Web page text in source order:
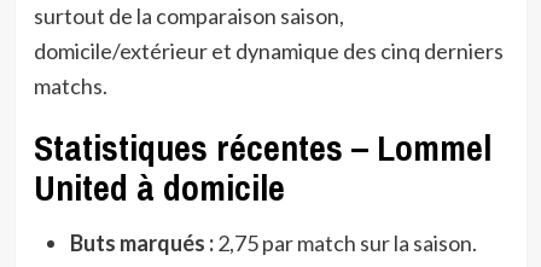
surtout de la comparaison saison,
domicile/extérieur et dynamique des cinq derniers
matchs.
Statistiques récentes – Lommel
United à domicile
Buts marqués :2,75 par match sur la saison.